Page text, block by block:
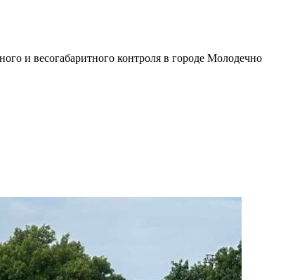
и весогабаритного контроля в городе Молодечно